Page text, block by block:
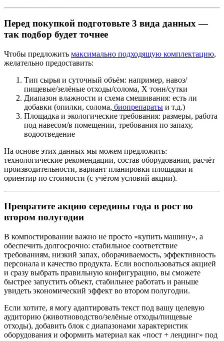
Перед покупкой подготовьте 3 вида данных —
так подбор будет точнее
Чтобы предложить максимально подходящую комплектацию,
желательно предоставить:
Тип сырья и суточный объём: например, навоз/
пищевые/зелёные отходы/солома, X тонн/сутки
Диапазон влажности и схема смешивания: есть ли
добавки (опилки, солома, биопрепараты и т.д.)
Площадка и экологические требования: размеры, работа
под навесом/в помещении, требования по запаху,
водоотведение
На основе этих данных мы можем предложить:
технологические рекомендации, состав оборудования, расчёт
производительности, вариант планировки площадки и
ориентир по стоимости (с учётом условий акции).
Превратите акцию середины года в рост во
втором полугодии
В компостировании важно не просто «купить машину», а
обеспечить долгосрочно: стабильное соответствие
требованиям, низкий запах, оборачиваемость, эффективность
персонала и качество продукта. Если воспользоваться акцией
и сразу выбрать правильную конфигурацию, вы сможете
быстрее запустить объект, стабильнее работать и раньше
увидеть экономический эффект во втором полугодии.
Если хотите, я могу адаптировать текст под вашу целевую
аудиторию (животноводство/зелёные отходы/пищевые
отходы), добавить блок с диапазонами характеристик
оборудования и оформить материал как «пост + лендинг» под